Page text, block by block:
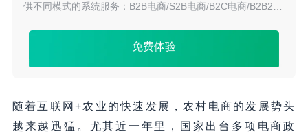
供不同模式的系统服务：B2B电商/S2B电商/B2C电商/B2B2C
免费体验
随着互联网+农业的快速发展，农村电商的发展势头
越来越迅猛。尤其近一年里，国家出台多项电商政